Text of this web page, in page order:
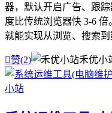
器，默认开启广告、跟
度比传统浏览器快 3-6 倍
就能实现从浏览、搜索
赞(2) 禾优小